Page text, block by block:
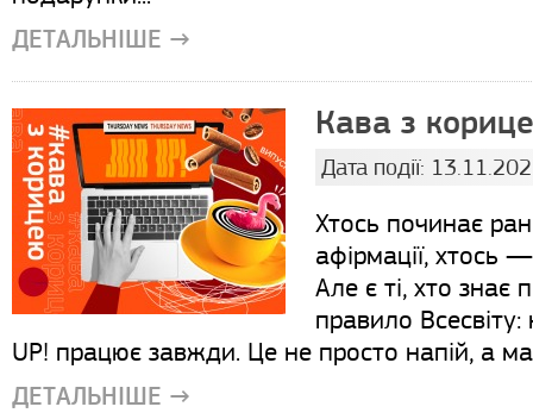
ДЕТАЛЬНІШЕ →
Кава з
Дата події:
Хтось починає
афірмації, хтось
Але є ті, хто знає
правило
UP! працює завжди. Це не просто напій, а
ДЕТАЛЬНІШЕ →